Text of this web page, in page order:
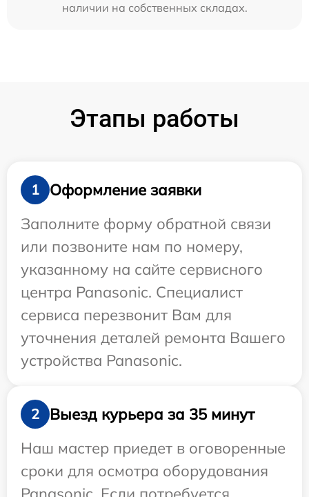
наличии на собственных складах.
Этапы работы
1
Оформление заявки
Заполните форму обратной связи
или позвоните нам по номеру,
указанному на сайте сервисного
центра Panasonic. Специалист
сервиса перезвонит Вам для
уточнения деталей ремонта Вашего
устройства Panasonic.
2
Выезд курьера за 35 минут
Наш мастер приедет в оговоренные
сроки для осмотра оборудования